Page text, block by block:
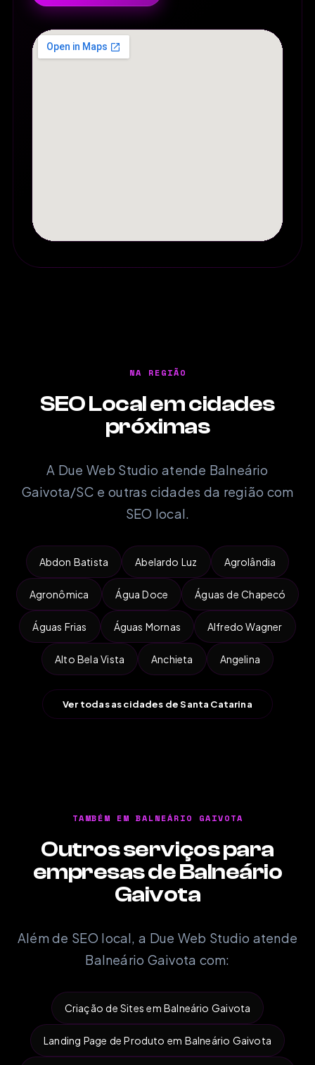
NA REGIÃO
SEO Local em cidades
próximas
A Due Web Studio atende Balneário
Gaivota/SC e outras cidades da região com
SEO local.
Abdon Batista Abelardo Luz Agrolândia
Agronômica Água Doce Águas de Chapecó
Águas Frias Águas Mornas Alfredo Wagner
Alto Bela Vista Anchieta Angelina
Ver todas as cidades de Santa Catarina
TAMBÉM EM BALNEÁRIO GAIVOTA
Outros serviços para
empresas de Balneário
Gaivota
Além de SEO local, a Due Web Studio atende
Balneário Gaivota com:
Criação de Sites em Balneário Gaivota
Landing Page de Produto em Balneário Gaivota